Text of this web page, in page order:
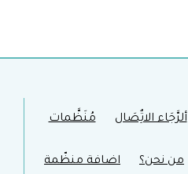
ألرَّجَاء الاتٌِصَال مُنَظَّمات
من نحن؟ اضافة منظّمة